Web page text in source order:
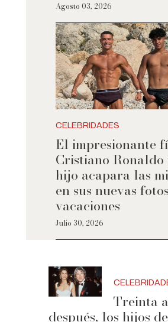
Agosto 03, 2026
CELEBRIDADES
El impresionante
Cristiano Ronaldo
hijo acapara las
en sus nuevas
vacaciones
Julio 30, 2026
Treinta
después, los hijos